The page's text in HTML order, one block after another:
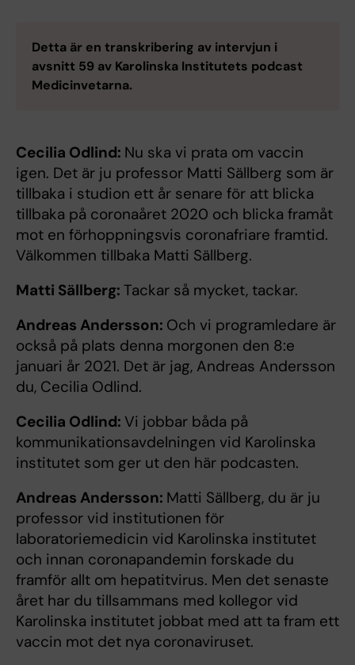
Detta är en transkribering av intervjun i
avsnitt 59 av Karolinska Institutets podcast
Medicinvetarna.
Cecilia Odlind: Nu ska vi prata om vaccin
igen. Det är ju professor Matti Sällberg som är
tillbaka i studion ett år senare för att blicka
tillbaka på coronaåret 2020 och blicka framåt
mot en förhoppningsvis coronafriare framtid.
Välkommen tillbaka Matti Sällberg.
Matti Sällberg: Tackar så mycket, tackar.
Andreas Andersson: Och vi programledare är
också på plats denna morgonen den 8:e
januari år 2021. Det är jag, Andreas Andersson
du, Cecilia Odlind.
Cecilia Odlind: Vi jobbar båda på
kommunikationsavdelningen vid Karolinska
institutet som ger ut den här podcasten.
Andreas Andersson: Matti Sällberg, du är ju
professor vid institutionen för
laboratoriemedicin vid Karolinska institutet
och innan coronapandemin forskade du
framför allt om hepatitvirus. Men det senaste
året har du tillsammans med kollegor vid
Karolinska institutet jobbat med att ta fram ett
vaccin mot det nya coronaviruset.